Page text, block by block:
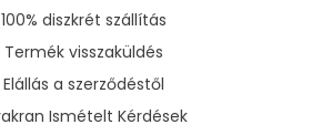
100% diszkrét szállítás
Termék visszaküldés
Elállás a szerződéstől
Ismételt Kérdések